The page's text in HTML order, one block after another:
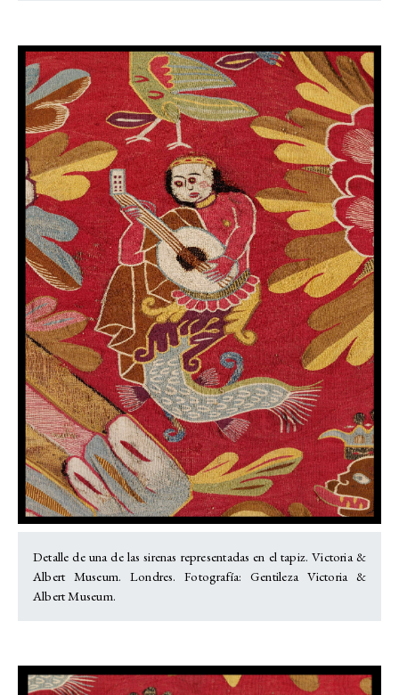
Detalle de una de las sirenas representadas en el tapiz. Victoria &
Albert Museum. Londres. Fotografía: Gentileza Victoria &
Albert Museum.